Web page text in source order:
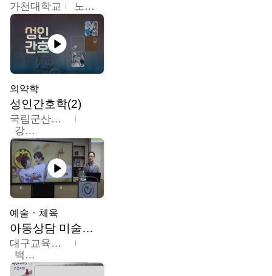
가천대학교 노원정
의약학
성인간호학(2)
국립군산대학교
강경아
예술ㆍ체육
아동상담 미술치료
대구교육대학교
백중열